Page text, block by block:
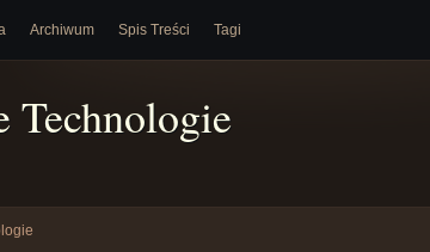
Archiwum Spis Treści Tagi
Technologie